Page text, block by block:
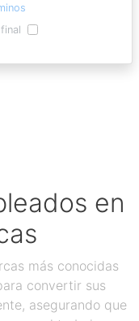
en
más conocidas
convertir sus
asegurando que